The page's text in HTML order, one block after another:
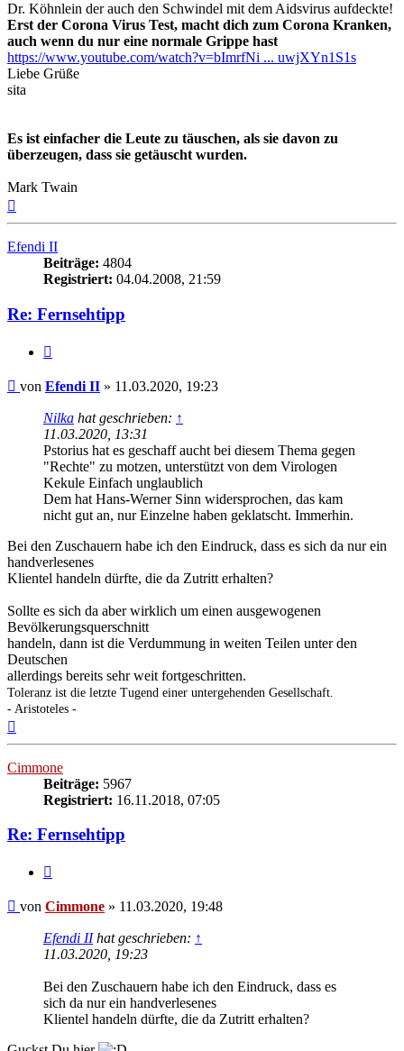
Dr. Köhnlein der auch den Schwindel mit dem Aidsvirus aufdeckte!
Erst der Corona Virus Test, macht dich zum Corona Kranken,
auch wenn du nur eine normale Grippe hast
https://www.youtube.com/watch?v=bImrfNi ... uwjXYn1S1s
Liebe Grüße
sita
Es ist einfacher die Leute zu täuschen, als sie davon zu
überzeugen, dass sie getäuscht wurden.
Mark Twain
Efendi II
Beiträge: 4804
Registriert: 04.04.2008, 21:59
Re: Fernsehtipp
Beitrag
von Efendi II » 11.03.2020, 19:23
Nilka hat geschrieben: ↑
11.03.2020, 13:31
Pstorius hat es geschaff aucht bei diesem Thema gegen
"Rechte" zu motzen, unterstützt von dem Virologen
Kekule Einfach unglaublich
Dem hat Hans-Werner Sinn widersprochen, das kam
nicht gut an, nur Einzelne haben geklatscht. Immerhin.
Bei den Zuschauern habe ich den Eindruck, dass es sich da nur ein
handverlesenes
Klientel handeln dürfte, die da Zutritt erhalten?
Sollte es sich da aber wirklich um einen ausgewogenen
Bevölkerungsquerschnitt
handeln, dann ist die Verdummung in weiten Teilen unter den
Deutschen
allerdings bereits sehr weit fortgeschritten.
Toleranz ist die letzte Tugend einer untergehenden Gesellschaft.
- Aristoteles -
Cimmone
Beiträge: 5967
Registriert: 16.11.2018, 07:05
Re: Fernsehtipp
Beitrag
von Cimmone » 11.03.2020, 19:48
Efendi IIhat geschrieben: ↑
11.03.2020, 19:23
Bei den Zuschauern habe ich den Eindruck, dass es
sich da nur ein handverlesenes
Klientel handeln dürfte, die da Zutritt erhalten?